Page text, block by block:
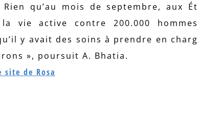
qu’au mois de septembre, aux
vie active contre 200.000
y avait des soins à prendre en
», poursuit A. Bhatia.
de Rosa